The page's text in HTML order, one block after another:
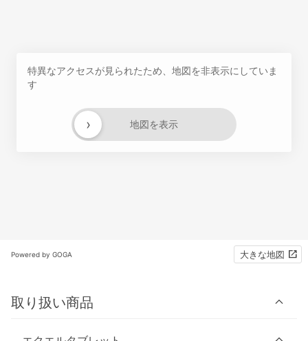
特異なアクセスが見られたため、地図を非表示にしていま
す
地図を表示
›
Powered by GOGA 大きな地図
取り扱い商品